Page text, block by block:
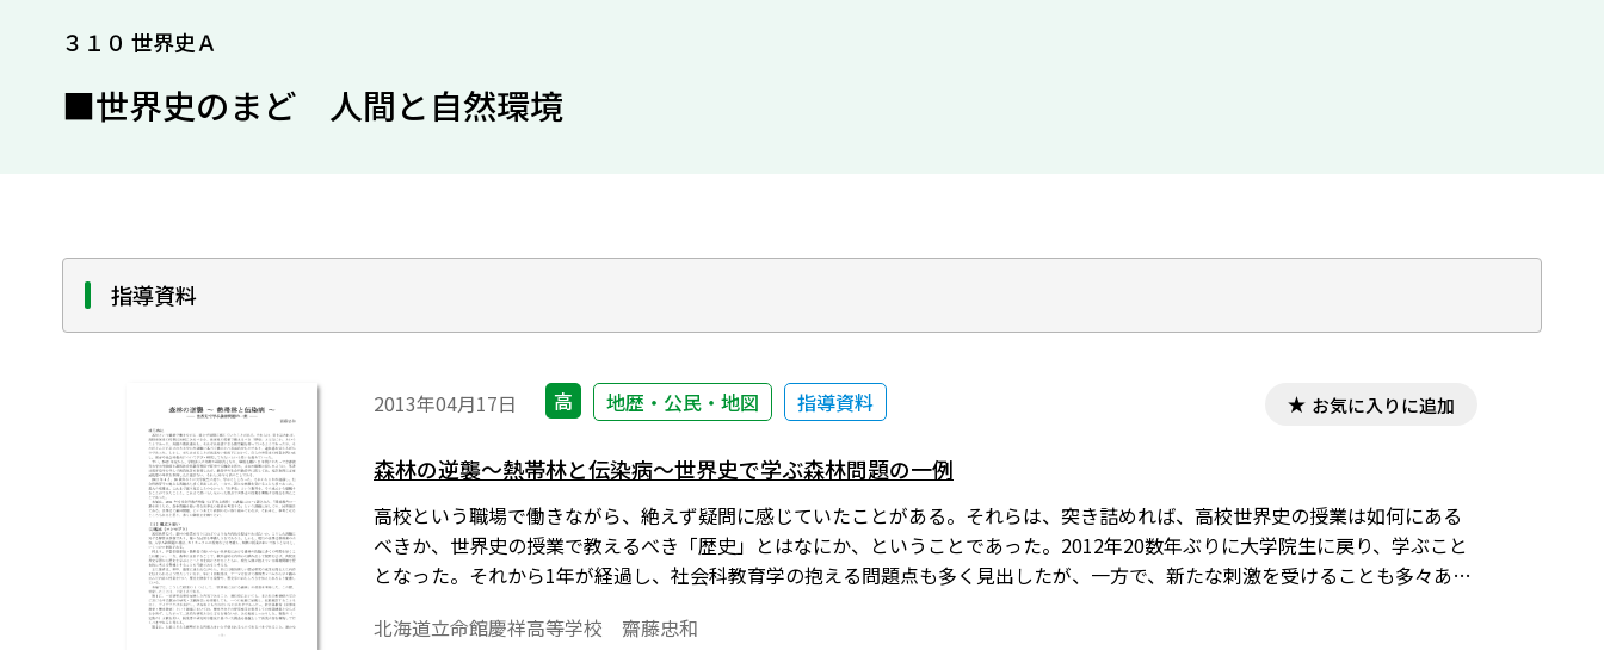
３１０ 世界史Ａ
■世界史のまど 人間と自然環境
指導資料
2013年04月17日 高 地歴・公民・地図 指導資料 お気に入りに追加
森林の逆襲～熱帯林と伝染病～――世界史で学ぶ森林問題の一例――
高校という職場で働きながら、絶えず疑問に感じていたことがある。それらは、突き詰めれば、高校世界史の授業は如何にある
べきか、世界史の授業で教えるべき「歴史」とはなにか、ということであった。2012年20数年ぶりに大学院生に戻り、学ぶこと
となった。それから1年が経過し、社会科教育学の抱える問題点も多く見出したが、一方で、新たな刺激を受けることも多々あっ
れまで思いもしなかった視点で世界史の授業を構築する機会を得たことであった。 本稿は、2012年度社会科教育特論（山下宏
北海道立命館慶祥高等学校 齋藤忠和